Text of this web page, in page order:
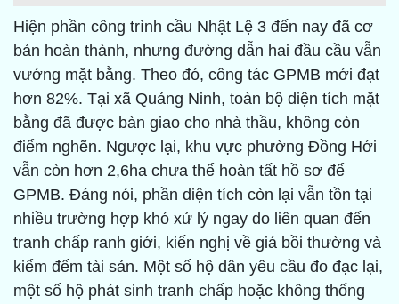
Hiện phần công trình cầu Nhật Lệ 3 đến nay đã cơ
bản hoàn thành, nhưng đường dẫn hai đầu cầu vẫn
vướng mặt bằng. Theo đó, công tác GPMB mới đạt
hơn 82%. Tại xã Quảng Ninh, toàn bộ diện tích mặt
bằng đã được bàn giao cho nhà thầu, không còn
điểm nghẽn. Ngược lại, khu vực phường Đồng Hới
vẫn còn hơn 2,6ha chưa thể hoàn tất hồ sơ để
GPMB. Đáng nói, phần diện tích còn lại vẫn tồn tại
nhiều trường hợp khó xử lý ngay do liên quan đến
tranh chấp ranh giới, kiến nghị về giá bồi thường và
kiểm đếm tài sản. Một số hộ dân yêu cầu đo đạc lại,
một số hộ phát sinh tranh chấp hoặc không thống